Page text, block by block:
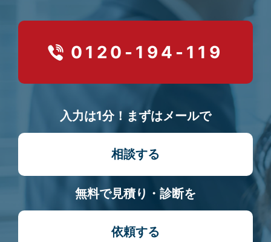
0120-194-119
入力は1分！まずはメールで
相談する
無料で見積り・診断を
依頼する